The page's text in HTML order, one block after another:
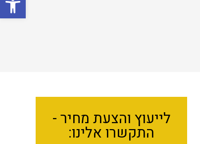
לייעוץ והצעת מחיר -
התקשרו אלינו: